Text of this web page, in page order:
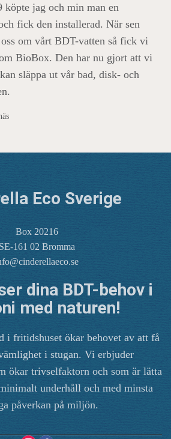
köpte jag och min man en
fick den installerad. När sen
om vårt BDT-vatten så fick vi
BioBox. Den har nu gjort att vi
släppa ut vår bad, disk- och
Eco Sverige
Box 20216
SE-161 02 Bromma
dina BDT-behov i
med naturen!
fritidshuset ökar behovet av att få
i stugan. Vi erbjuder
ökar trivselfaktorn och som är lätta
underhåll och med minsta
påverkan på miljön.